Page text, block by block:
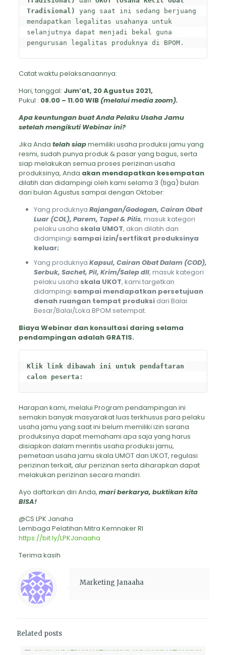
Tradisional) yang saat ini sedang berjuang
mendapatkan legalitas usahanya untuk
selanjutnya dapat menjadi bekal guna
pengurusan legalitas produknya di BPOM.
Catat waktu pelaksanaannya:
Hari, tanggal: Jum’at, 20 Agustus 2021,
Pukul : 08.00 – 11.00 WIB (melalui media zoom).
Apa keuntungan buat Anda Pelaku Usaha Jamu
setelah mengikuti Webinar ini?
Jika Anda telah siapmemiliki usaha produksi jamu yang
resmi, sudah punya produk & pasar yang bagus, serta
siap melakukan semua proses perizinan usaha
produksinya, Anda akan mendapatkan kesempatan
dilatih dan didampingi oleh kami selama 3 (tiga) bulan
dari bulan Agustus sampai dengan Oktober:
Yang produknya Rajangan/Godogan, Cairan Obat
Luar (COL), Parem, Tapel & Pilis, masuk kategori
pelaku usaha skala UMOT, akan dilatih dan
didampingi sampai izin/sertfikat produksinya
keluar;
Yang produknya Kapsul, Cairan Obat Dalam (COD),
Serbuk, Sachet, Pil, Krim/Salep dll, masuk kategori
pelaku usaha skala UKOT, kami targetkan
didampingi sampai mendapatkan persetujuan
denah ruangan tempat produksi dari Balai
Besar/Balai/Loka BPOM setempat.
Biaya Webinar dan konsultasi daring selama
pendampingan adalah GRATIS.
Klik link dibawah ini untuk pendaftaran
calon peserta:
Harapan kami, melalui Program pendampingan ini
semakin banyak masyarakat luas terkhusus para pelaku
usaha jamu yang saat ini belum memiliki izin sarana
produksinya dapat memahami apa saja yang harus
disiapkan dalam merintis usaha produksi jamu,
pemetaan usaha jamu skala UMOT dan UKOT, regulasi
perizinan terkait, alur perizinan serta diharapkan dapat
melakukan perizinan secara mandiri.
Ayo daftarkan diri Anda, mari berkarya, buktikan kita
BISA!
@CS LPK Janaha
Lembaga Pelatihan Mitra Kemnaker RI
https://bit.ly/LPKJanaaha
Terima kasih
Marketing Janaaha
Related posts